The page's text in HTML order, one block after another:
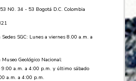
N0. 34 - 53 Bogotá D.C. Colombia
SGC: Lunes a viernes 8.00 a.m. a
Geológico Nacional:
9:00 a.m. a 4:00 p.m. y último sábado
a.m. a 4:00 p.m.